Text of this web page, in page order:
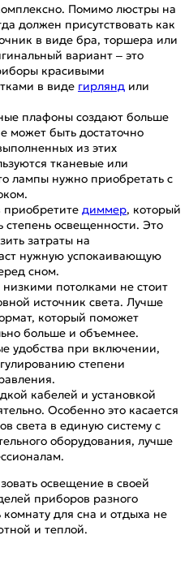
Помимо люстры на
должен присутствовать как
в виде бра, торшера или
вариант – это
красивыми
в виде гирлянд или
плафоны создают больше
может быть достаточно
из этих
тканевые или
лампы нужно приобретать с
диммер, который
степень освещенности. Это
затраты на
нужную успокаивающую
сном.
низкими потолками не стоит
источник света. Лучше
который поможет
больше и объемнее.
удобства при включении,
степени
кабелей и установкой
Особенно это касается
света в единую систему с
оборудования, лучше
освещение в своей
приборов разного
для сна и отдыха не
и теплой.